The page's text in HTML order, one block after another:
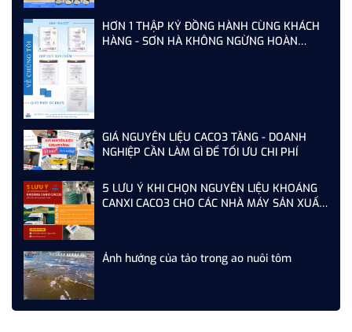
HƠN 1 THẬP KỶ ĐỒNG HÀNH CÙNG KHÁCH
HÀNG - SƠN HÀ KHÔNG NGỪNG HOÀN
GIÁ NGUYÊN LIỆU CACO3 TĂNG - DOANH
NGHIỆP CẦN LÀM GÌ ĐỂ TỐI ƯU CHI PHÍ
5 LƯU Ý KHI CHỌN NGUYÊN LIỆU KHOÁNG
CANXI CACO3 CHO CÁC NHÀ MÁY SẢN XUẤT
Ảnh hưởng của tảo trong ao nuôi tôm